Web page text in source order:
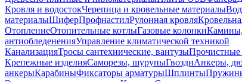
Кровля и водостокЧерепица и кровельные материалы
материалыШиферПрофнастилРулонная кровля
ОтоплениеОтопительные котлыГазовые колонки
антиобледененияУправление климатической техникой
КанализацияТросы сантехнические, вантузы
Крепежные изделияСаморезы, шурупыГвоздиАнкеры,
анкерыКарабиныФиксаторы арматурыШплинты